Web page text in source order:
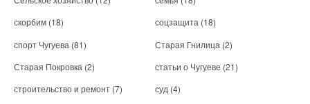
скорбим (18) соцзащита (18)
спорт Чугуева (81) Старая Гнилица (2)
Старая Покровка (2) статьи о Чугуеве (21)
строительство и ремонт (7) суд (4)